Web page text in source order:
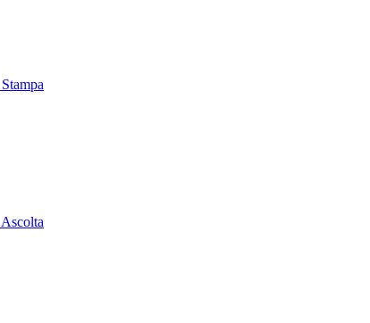
Stampa
Ascolta